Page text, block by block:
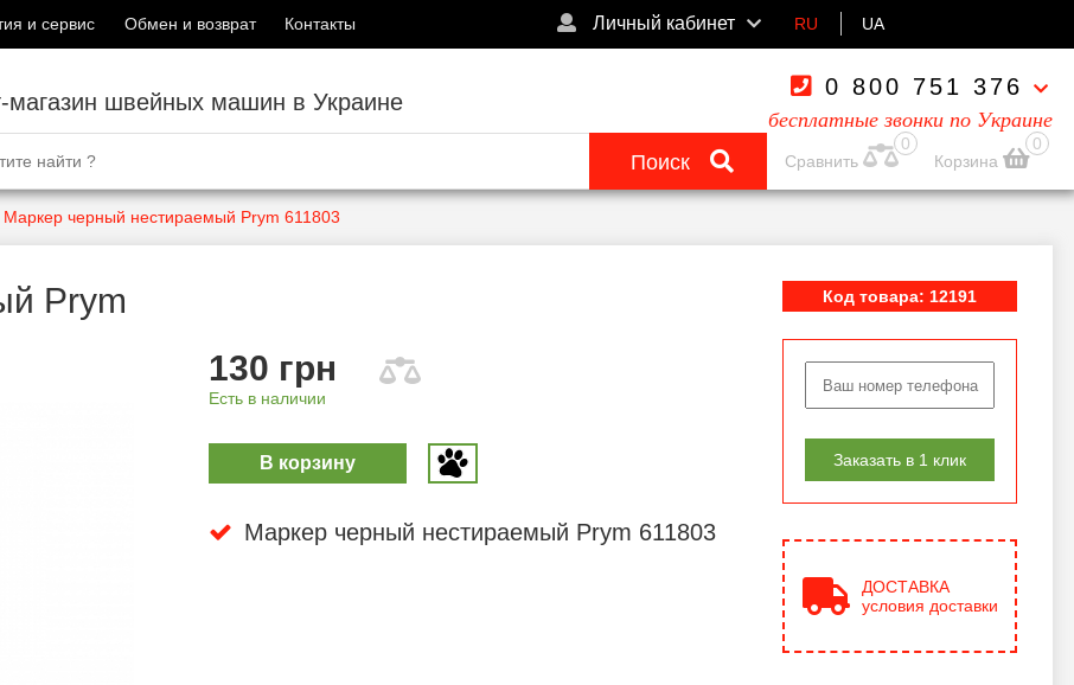
и сервис Обмен и возврат Контакты Личный кабинет RU UA
магазин швейных машин в Украине
0 800 751 376
бесплатные звонки по Украине
Поиск
0
Сравнить
0
Корзина
Маркер черный нестираемый Prym 611803
Prym
130 грн
Есть в наличии
В корзину
Маркер черный нестираемый Prym 611803
Код товара: 12191
Заказать в 1 клик
ДОСТАВКА
условия доставки